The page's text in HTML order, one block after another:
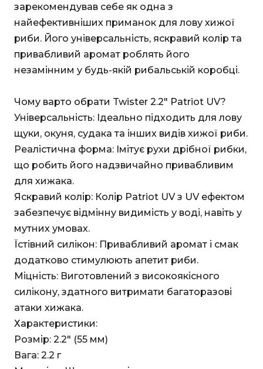
зарекомендував себе як одна з
найефективніших приманок для лову хижої
риби. Його універсальність, яскравий колір та
привабливий аромат роблять його
незамінним у будь-якій рибальській коробці.
Чому варто обрати Twister 2.2" Patriot UV?
Універсальність: Ідеально підходить для лову
щуки, окуня, судака та інших видів хижої риби.
Реалістична форма: Імітує рухи дрібної рибки,
що робить його надзвичайно привабливим
для хижака.
Яскравий колір: Колір Patriot UV з UV ефектом
забезпечує відмінну видимість у воді, навіть у
мутних умовах.
Їстівний силікон: Привабливий аромат і смак
додатково стимулюють апетит риби.
Міцність: Виготовлений з високоякісного
силікону, здатного витримати багаторазові
атаки хижака.
Характеристики:
Розмір: 2.2" (55 мм)
Вага: 2.2 г